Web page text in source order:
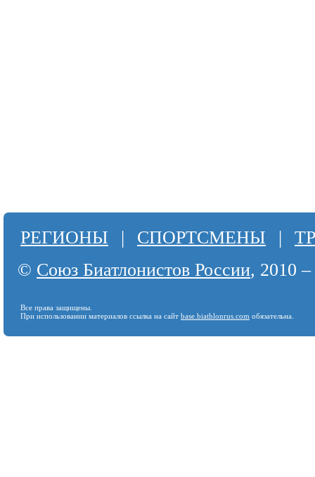
РЕГИОНЫ | СПОРТСМЕНЫ |
© Союз Биатлонистов России, 2010
Все права защищены.
При использовании материалов ссылка на сайт base.biathlonrus.com обязательна.